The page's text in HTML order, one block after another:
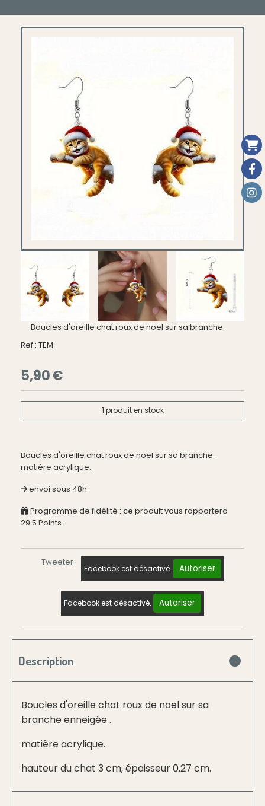
Boucles d'oreille chat roux de noel sur sa branche.
Ref : TEM
5,90€
1 produit en stock
Boucles d'oreille chat roux de noel sur sa branche.
matière acrylique.
envoi sous 48h
Programme de fidélité : ce produit vous rapportera
29.5 Points.
Tweeter
Facebook est désactivé. Autoriser
Facebook est désactivé. Autoriser
Description
Boucles d'oreille chat roux de noel sur sa
branche enneigée .
matière acrylique.
hauteur du chat 3 cm, épaisseur 0.27 cm.